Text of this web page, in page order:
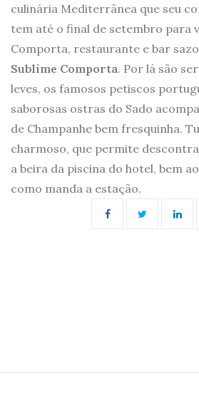
culinária Mediterrânea que seu
tem até o final de setembro para
Comporta, restaurante e bar
Sublime Comporta. Por lá são
leves, os famosos petiscos
saborosas ostras do Sado
de Champanhe bem fresquinha.
charmoso, que permite
a beira da piscina do hotel, bem
como manda a estação.